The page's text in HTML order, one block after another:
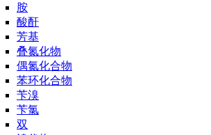
胺
酸酐
芳基
叠氮化物
偶氮化合物
苯环化合物
苄溴
苄氯
双